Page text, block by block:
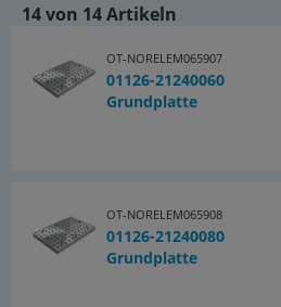
Weitere Abmessungen auf Anfrage.
Zeichnungshinweis:
1) Positionierbohrung
14 von 14 Artikeln
OT-NORELEM065907
01126-21240060
Grundplatte
OT-NORELEM065908
01126-21240080
Grundplatte